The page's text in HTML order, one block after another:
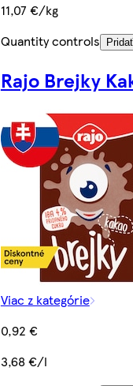
11,07 €/kg
Quantity controls
Pridať
Rajo Brejky
Viac z kategórie
0,92 €
3,68 €/l